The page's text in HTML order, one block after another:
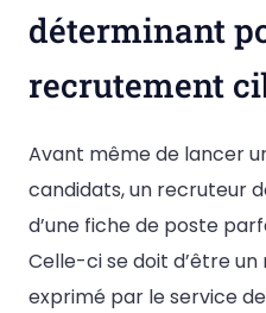
déterminant
recrutement
Avant même de lancer
candidats, un recruteur
d’une fiche de poste
Celle-ci se doit d’être
exprimé par le service